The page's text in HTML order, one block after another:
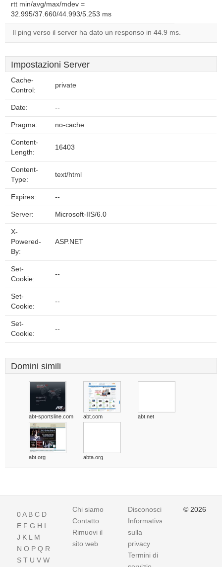
rtt min/avg/max/mdev =
32.995/37.660/44.993/5.253 ms
Il ping verso il server ha dato un responso in 44.9 ms.
Impostazioni Server
Cache-
Control:
private
Date: --
Pragma: no-cache
Content-
Length:
16403
Content-
Type:
text/html
Expires: --
Server: Microsoft-IIS/6.0
X-
Powered-
By:
ASP.NET
Set-
Cookie:
--
Set-
Cookie:
--
Set-
Cookie:
--
Domini simili
abt-sportsline.com abt.com abt.net
abt.org abta.org
0A B C D
E F G H I
J K L M
N O P Q R
S T U V W
Chi siamo
Contatto
Rimuovi il
sito web
Disconoscimento
Informativa
sulla
privacy
Termini di
© 2026